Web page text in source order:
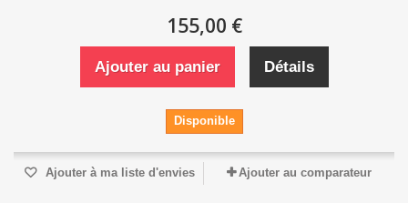
155,00 €
Ajouter au panier Détails
Disponible
Ajouter à ma liste d'envies Ajouter au comparateur